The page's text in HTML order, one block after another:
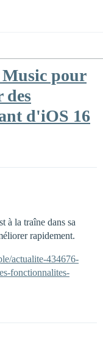
Music pour
des
d'iOS 16
à la traîne dans sa
rapidement.
actualite-434676-
fonctionnalites-